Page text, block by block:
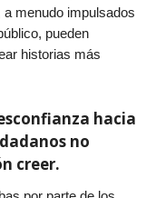
menudo impulsados
pueden
historias más
hacia
no
creer.